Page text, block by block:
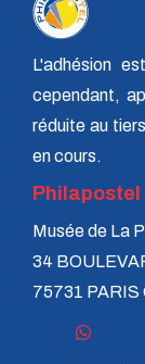
L'adhésion
cependant,
réduite au
en cours.
Philapostel
Musée de La
34
75731 PARIS